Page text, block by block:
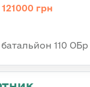
грн
батальйон 110